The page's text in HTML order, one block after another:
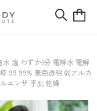
塩 わずか5分 電解水 電解
99.99% 無色透明 弱アルカ
エンザ 手肌 乾燥